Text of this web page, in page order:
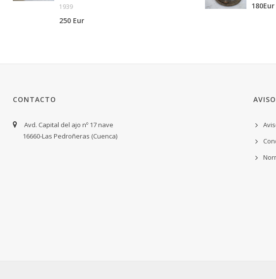
1939
250 Eur
180Eur
CONTACTO
Avd. Capital del ajo nº 17 nave
16660-Las Pedroñeras (Cuenca)